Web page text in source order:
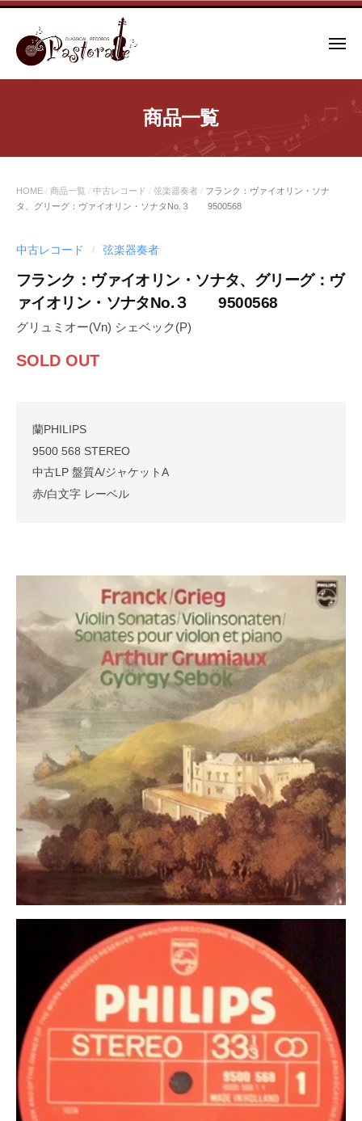
コ
メ
ー
商品一覧
HOME / 商品一覧 / 中古レコード / 弦楽器奏者 / フランク：ヴァイオリン・ソナ
タ、グリーグ：ヴァイオリン・ソナタNo.３ 9500568
中古レコード / 弦楽器奏者
フランク：ヴァイオリン・ソナタ、グリーグ：ヴ
ァイオリン・ソナタNo.３ 9500568
グリュミオー(Vn) シェベック(P)
SOLD OUT
蘭PHILIPS
9500 568 STEREO
中古LP 盤質A/ジャケットA
赤/白文字 レーベル